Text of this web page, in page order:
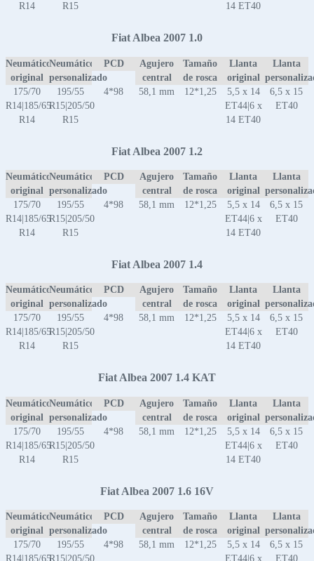
R14
R15
14 ET40
Fiat Albea 2007 1.0
Neumático
original
Neumático
personalizado
PCD
Agujero
central
Tamaño
de rosca
Llanta
original
Llanta
175/70
R14|185/65
R14
195/55
R15|205/50
R15
4*98 58,1 mm 12*1,25
5,5 x 14
ET44|6 x
14 ET40
6,5 x 15
ET40
Fiat Albea 2007 1.2
Neumático
original
Neumático
personalizado
PCD
Agujero
central
Tamaño
de rosca
Llanta
original
Llanta
175/70
R14|185/65
R14
195/55
R15|205/50
R15
4*98 58,1 mm 12*1,25
5,5 x 14
ET44|6 x
14 ET40
6,5 x 15
ET40
Fiat Albea 2007 1.4
Neumático
original
Neumático
personalizado
PCD
Agujero
central
Tamaño
de rosca
Llanta
original
Llanta
175/70
R14|185/65
R14
195/55
R15|205/50
R15
4*98 58,1 mm 12*1,25
5,5 x 14
ET44|6 x
14 ET40
6,5 x 15
ET40
Fiat Albea 2007 1.4 KAT
Neumático
original
Neumático
personalizado
PCD
Agujero
central
Tamaño
de rosca
Llanta
original
Llanta
175/70
R14|185/65
R14
195/55
R15|205/50
R15
4*98 58,1 mm 12*1,25
5,5 x 14
ET44|6 x
14 ET40
6,5 x 15
ET40
Fiat Albea 2007 1.6 16V
Neumático
original
Neumático
personalizado
PCD
Agujero
central
Tamaño
de rosca
Llanta
original
Llanta
175/70
R14|185/65
195/55
R15|205/50
4*98 58,1 mm 12*1,25
5,5 x 14
ET44|6 x
6,5 x 15
ET40